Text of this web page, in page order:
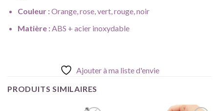
Couleur :Orange, rose, vert, rouge, noir
Matière :ABS + acier inoxydable
Ajouter à ma liste d'envie
PRODUITS SIMILAIRES